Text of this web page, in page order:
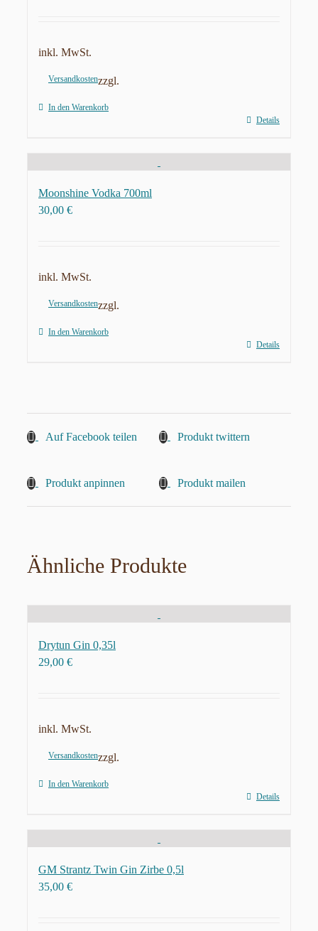
inkl. MwSt.
zzgl.
Versandkosten
In den Warenkorb
Details
Moonshine Vodka 700ml
30,00 €
inkl. MwSt.
zzgl.
Versandkosten
In den Warenkorb
Details
Auf Facebook teilen Produkt twittern
Produkt anpinnen Produkt mailen
Ähnliche Produkte
Drytun Gin 0,35l
29,00 €
inkl. MwSt.
zzgl.
Versandkosten
In den Warenkorb
Details
GM Strantz Twin Gin Zirbe 0,5l
35,00 €